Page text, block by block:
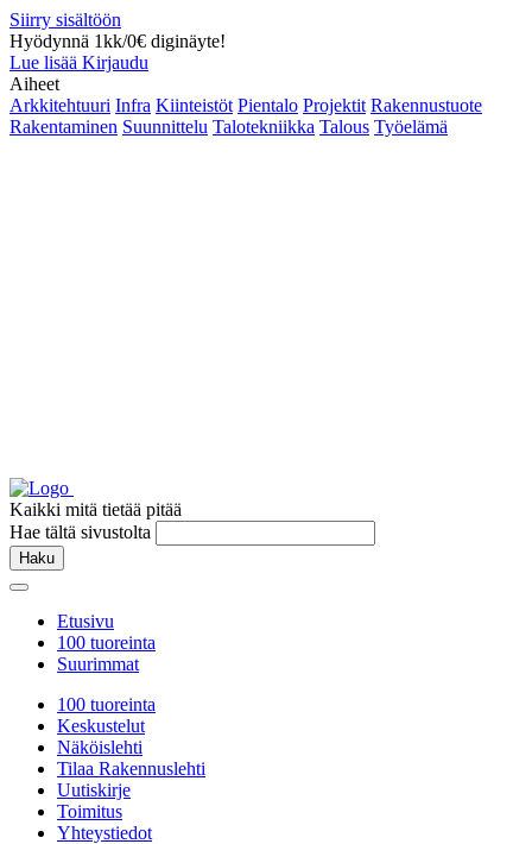
Siirry sisältöön
Hyödynnä 1kk/0€ diginäyte!
Lue lisää Kirjaudu
Aiheet
Arkkitehtuuri Infra Kiinteistöt Pientalo Projektit Rakennustuote
Rakentaminen Suunnittelu Talotekniikka Talous Työelämä
Kaikki mitä tietää pitää
Hae tältä sivustolta
Haku
Etusivu
100 tuoreinta
Suurimmat
100 tuoreinta
Keskustelut
Näköislehti
Tilaa Rakennuslehti
Uutiskirje
Toimitus
Yhteystiedot